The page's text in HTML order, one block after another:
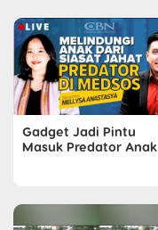
Gadget Jadi Pintu
Masuk Predator Anak